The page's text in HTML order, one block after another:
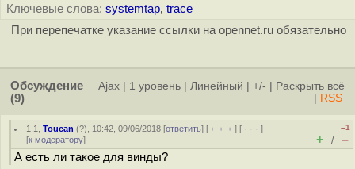
Ключевые слова: systemtap, trace
При перепечатке указание ссылки на opennet.ru обязательно
Обсуждение
(9)
Ajax 1 уровень Линейный +/-
Раскрыть всё
RSS
1.1 ,Toucan (?), 10:42, 09/06/2018 [ответить] [ ﹢﹢﹢] [ · · ·]
[к модератору]
–1
+ / –
А есть ли такое для винды?